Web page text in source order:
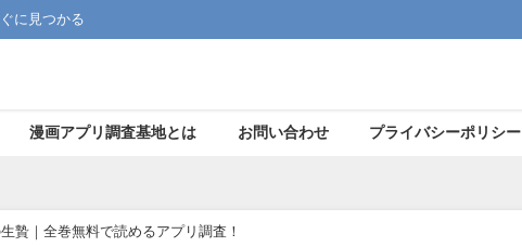
に見つかる
漫画アプリ調査基地とは お問い合わせ プライバシーポリシー
贄｜全巻無料で読めるアプリ調査！